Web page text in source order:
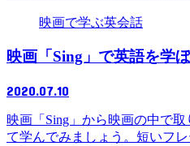
映画で学ぶ英会話
映画「Sing」で英語を学ぼ
2020.07.10
映画「Sing」から映画の中で
て学んでみましょう。短いフ